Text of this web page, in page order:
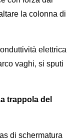
la colonna di
elettrica
vaghi, si sputi
trappola del
di schermatura